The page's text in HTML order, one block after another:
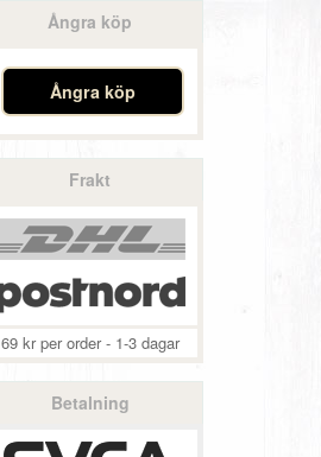
Ångra köp
Ångra köp
Frakt
69 kr per order - 1-3 dagar
Betalning